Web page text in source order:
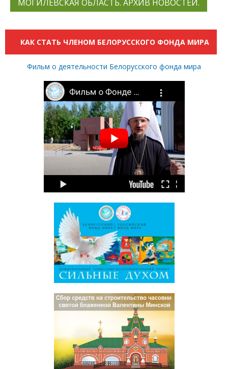
МОГИЛЕВСКАЯ ОБЛАСТЬ. АРХИВ НОВОСТЕЙ.
КАК СТАТЬ ЧЛЕНОМ БЕЛОРУССКОГО ФОНДА МИРА
Фильм о деятельности Белорусского фонда мира